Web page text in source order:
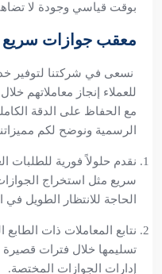
بوقت قياسي وجودة لا
معقب جوازات سريع
نسعى في شركتنا لتوفير
للعملاء إنجاز معاملاتهم
مع الحفاظ على الدقة
الرسمية ونوضح لكم
نقدم حلولاً فورية للطلبات
سريع مثل استخراج
الحاجة للانتظار الطويل في
نتابع المعاملات ذات
تسليمها خلال فترات
إدارات الجوازات المختصة.